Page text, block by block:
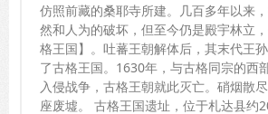
仿照前藏的桑耶寺所建。几百多年以来
然和人为的破坏，但至今仍是殿宇林立
格王国】。吐蕃王朝解体后，其末代王
了古格王国。1630年，与古格同宗的西
入侵战争，古格王朝就此灭亡。硝烟散
座废墟。 古格王国遗址，位于札达县约